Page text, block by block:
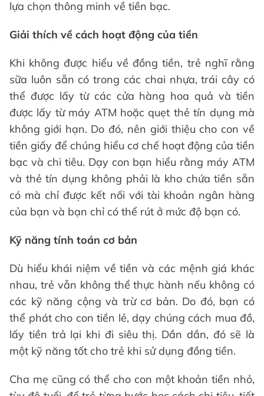
lựa chọn thông minh về tiền bạc.
Giải thích về cách hoạt động của tiền
Khi không được hiểu về đồng tiền, trẻ nghĩ rằng
sữa luôn sẵn có trong các chai nhựa, trái cây có
thể được lấy từ các cửa hàng hoa quả và tiền
được lấy từ máy ATM hoặc quẹt thẻ tín dụng mà
không giới hạn. Do đó, nên giới thiệu cho con về
tiền giấy để chúng hiểu cơ chế hoạt động của tiền
bạc và chi tiêu. Dạy con bạn hiểu rằng máy ATM
và thẻ tín dụng không phải là kho chứa tiền sẵn
có mà chỉ được kết nối với tài khoản ngân hàng
của bạn và bạn chỉ có thể rút ở mức độ bạn có.
Kỹ năng tính toán cơ bản
Dù hiểu khái niệm về tiền và các mệnh giá khác
nhau, trẻ vẫn không thể thực hành nếu không có
các kỹ năng cộng và trừ cơ bản. Do đó, bạn có
thể phát cho con tiền lẻ, dạy chúng cách mua đồ,
lấy tiền trả lại khi đi siêu thị. Dần dần, đó sẽ là
một kỹ năng tốt cho trẻ khi sử dụng đồng tiền.
Cha mẹ cũng có thể cho con một khoản tiền nhỏ,